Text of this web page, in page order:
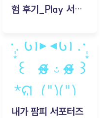
험 후기_Play 서비
김태현
내가 팜피 서포터즈